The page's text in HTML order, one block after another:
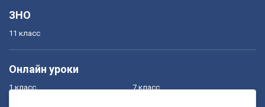
ЗНО
11 класс
Онлайн уроки
1 класс 7 класс